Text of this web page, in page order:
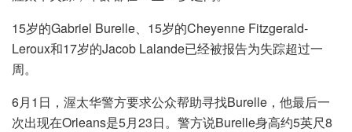
15岁的Gabriel Burelle、15岁的Cheyenne Fitzgerald-
Leroux和17岁的Jacob Lalande已经被报告为失踪超过一
周。
6月1日，渥太华警方要求公众帮助寻找Burelle，他最后一
次出现在Orleans是5月23日。警方说Burelle身高约5英尺8